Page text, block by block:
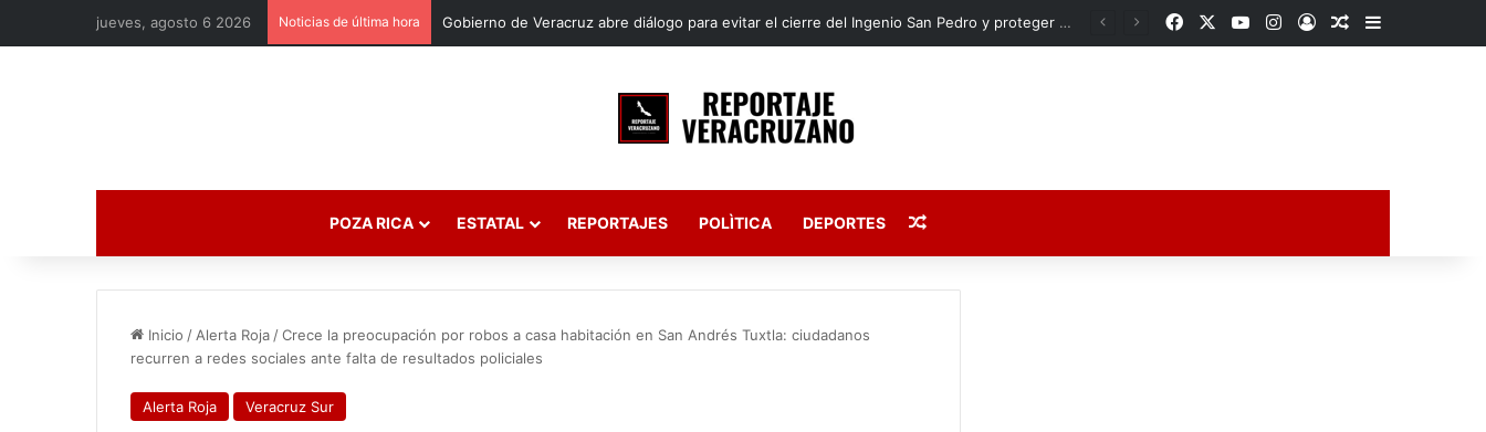
jueves, agosto 6 2026 Noticias de última hora Horóscopos de Reportaje Veracruzano | Jueves 6 de agosto de 2026 FacebookYouTubeInstagram
AccesoPublicación al
Barra lateral
POZA RICA ESTATAL REPORTAJES POLÌTICA DEPORTES Publicación al azar
Inicio / Alerta Roja /Crece la preocupación por robos a casa habitación en San Andrés Tuxtla: ciudadanos
recurren a redes sociales ante falta de resultados policiales
Alerta Roja Veracruz Sur